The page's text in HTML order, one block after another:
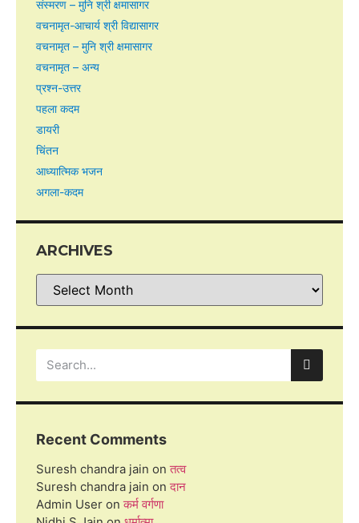
संस्मरण – मुनि श्री क्षमासागर
वचनामृत-आचार्य श्री विद्यासागर
वचनामृत – मुनि श्री क्षमासागर
वचनामृत – अन्य
प्रश्न-उत्तर
पहला कदम
डायरी
चिंतन
आध्यात्मिक भजन
अगला-कदम
ARCHIVES
Recent Comments
Suresh chandra jain onतत्व
Suresh chandra jain onदान
Admin User onकर्म वर्गणा